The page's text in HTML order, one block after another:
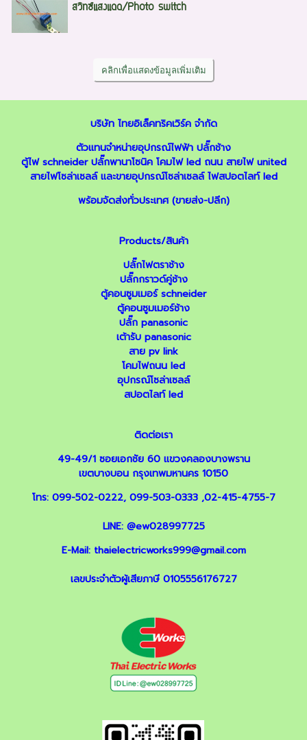
สวิทซ์แสงแดด/Photo switch
บริษัท ไทยอิเล็คทริคเวิร์ค จำกัด
ตัวแทนจำหน่ายอุปกรณ์ไฟฟ้า ปลั๊กช้าง
ตู้ไฟ schneider ปลั๊กพานาโซนิค โคมไฟ led ถนน สายไฟ united
สายไฟโซล่าเซลล์และขายอุปกรณ์โซล่าเซลล์ ไฟสปอตไลท์ led
พร้อมจัดส่งทั่วประเทศ (ขายส่ง-ปลีก)
Products/สินค้า
ปลั๊กไฟตราช้าง
ปลั๊กกราวด์คู่ช้าง
ตู้คอนซูมเมอร์ schneider
ตู้คอนซูมเมอร์ช้าง
ปลั๊ก panasonic
เต้ารับ panasonic
สาย pv link
โคมไฟถนน led
อุปกรณ์โซล่าเซลล์
สปอตไลท์ led
ติดต่อเรา
49-49/1 ซอยเอกชัย 60 แขวงคลองบางพราน
เขตบางบอน กรุงเทพมหานคร 10150
โทร: 099-502-0222, 099-503-0333,02-415-4755-7
LINE: @ew028997725
E-Mail: thaielectricworks999@gmail.com
เลขประจำตัวผู้เสียภาษี 0105556176727